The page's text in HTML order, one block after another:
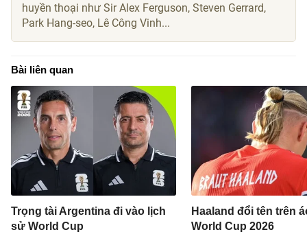
huyền thoại như Sir Alex Ferguson, Steven Gerrard,
Park Hang-seo, Lê Công Vinh...
Bài liên quan
Trọng tài Argentina đi vào lịch
sử World Cup
Haaland đổi tên trên
World Cup 2026